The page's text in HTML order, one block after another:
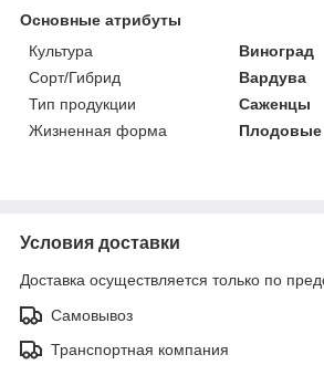
Основные атрибуты
Культура
Виноград
Сорт/Гибрид
Вардува
Тип продукции
Саженцы
Жизненная форма
Плодовые
Условия доставки
Доставка осуществляется только по
Самовывоз
Транспортная компания